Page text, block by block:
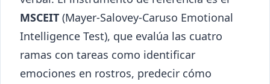
MSCEIT (Mayer-Salovey-Caruso Emotional
Intelligence Test), que evalúa las cuatro
ramas con tareas como identificar
emociones en rostros, predecir cómo